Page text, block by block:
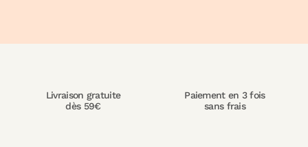
Livraison gratuite
dès 59€
Paiement en 3 fois
sans frais